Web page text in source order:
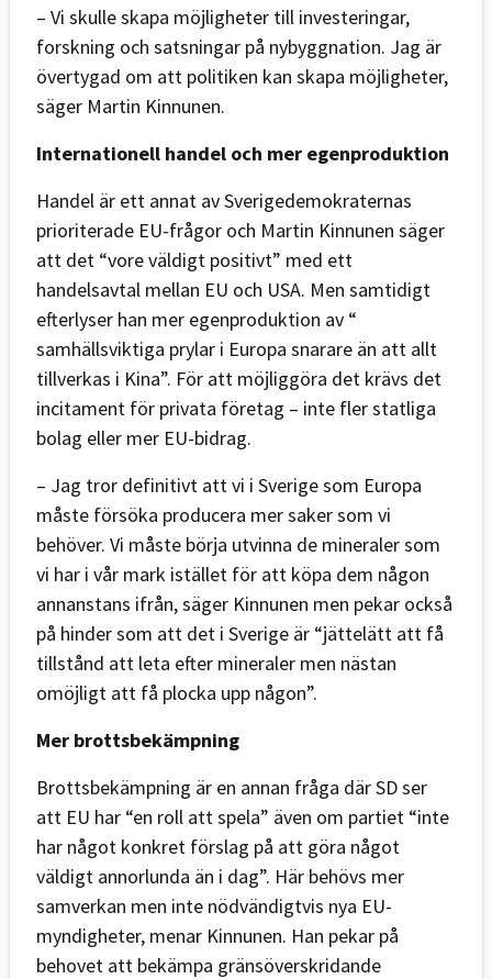
– Vi skulle skapa möjligheter till investeringar,
forskning och satsningar på nybyggnation. Jag är
övertygad om att politiken kan skapa möjligheter,
säger Martin Kinnunen.
Internationell handel och mer egenproduktion
Handel är ett annat av Sverigedemokraternas
prioriterade EU-frågor och Martin Kinnunen säger
att det “vore väldigt positivt” med ett
handelsavtal mellan EU och USA. Men samtidigt
efterlyser han mer egenproduktion av “
samhällsviktiga prylar i Europa snarare än att allt
tillverkas i Kina”. För att möjliggöra det krävs det
incitament för privata företag – inte fler statliga
bolag eller mer EU-bidrag.
– Jag tror definitivt att vi i Sverige som Europa
måste försöka producera mer saker som vi
behöver. Vi måste börja utvinna de mineraler som
vi har i vår mark istället för att köpa dem någon
annanstans ifrån, säger Kinnunen men pekar också
på hinder som att det i Sverige är “jättelätt att få
tillstånd att leta efter mineraler men nästan
omöjligt att få plocka upp någon”.
Mer brottsbekämpning
Brottsbekämpning är en annan fråga där SD ser
att EU har “en roll att spela” även om partiet “inte
har något konkret förslag på att göra något
väldigt annorlunda än i dag”. Här behövs mer
samverkan men inte nödvändigtvis nya EU-
myndigheter, menar Kinnunen. Han pekar på
behovet att bekämpa gränsöverskridande